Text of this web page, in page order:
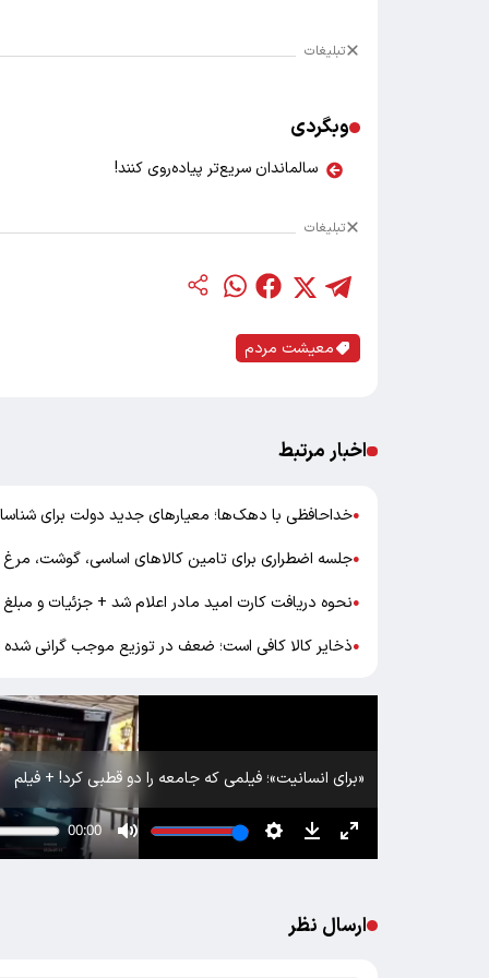
تبلیغات
وبگردی
سالماندان سریع‌تر پیاده‌روی کنند!
تبلیغات
معیشت مردم
اخبار مرتبط
●خداحافظی با دهک‌ها؛ معیار‌های جدید دولت برای
●جلسه اضطراری برای تامین کالا‌های اساسی، گوشت، مرغ
●نحوه دریافت کارت امید مادر اعلام شد + جزئیات و مبلغ
●ذخایر کالا کافی است؛ ضعف در توزیع موجب گرانی
«برای انسانیت»؛ فیلمی که جامعه را دو قطبی کرد! + فیلم
ارسال نظر